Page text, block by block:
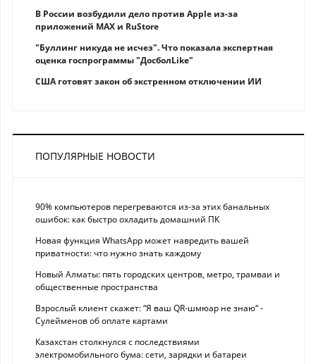
В России возбудили дело против Apple из-за
приложений MAX и RuStore
"Буллинг никуда не исчез". Что показала экспертная
оценка госпрограммы "ДосболLike"
США готовят закон об экстренном отключении ИИ
ПОПУЛЯРНЫЕ НОВОСТИ
90% компьютеров перегреваются из-за этих банальных
ошибок: как быстро охладить домашний ПК
Новая функция WhatsApp может навредить вашей
приватности: что нужно знать каждому
Новый Алматы: пять городских центров, метро, трамваи и
общественные пространства
Взрослый клиент скажет: “Я ваш QR-шмюар не знаю“ -
Сулейменов об оплате картами
Казахстан столкнулся с последствиями
электромобильного бума: сети, зарядки и батареи